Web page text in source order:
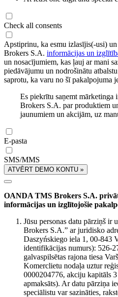
Check all consents
Apstiprinu, ka esmu izlasījis(-usi)
Brokers S.A. informācijas un
un nosacījumiem, kas ļauj ar mani
piedāvājumu un nodrošinātu
saprotu, ka varu no šī pakalpojuma
Es piekrītu saņemt
Brokers S.A. par produktiem
jaunumiem un akcijām, uz
E-pasta
SMS/MMS
ATVĒRT DEMO KONTU »
OANDA TMS Brokers S.A.
informācijas un izglītojošie
Jūsu personas datu pārziņš
Brokers S.A.” ar juridisko
Daszyńskiego iela 1, 00-843
identifikācijas numurs): 526-
galvaspilsētas rajona tiesa
Komerclietu nodaļa uztur
0000204776, akciju kapitāls
apmaksāts). Ar datu pārziņa
speciālistu var sazināties,